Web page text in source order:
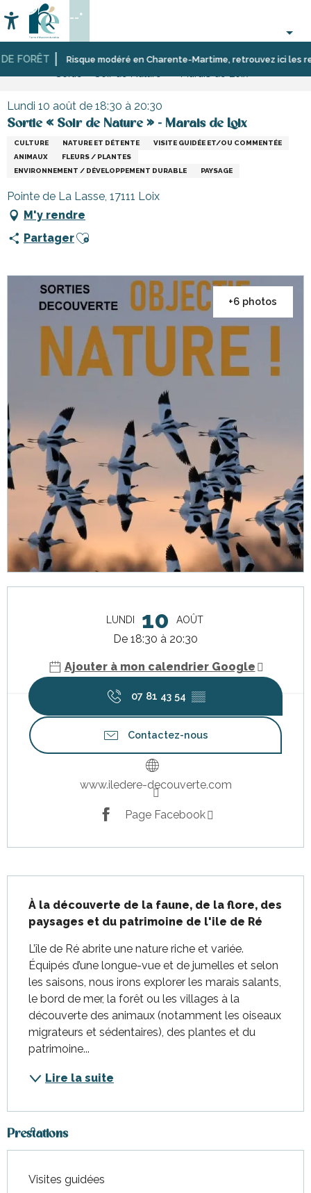
au
contenu
principal
FORÊT Risque modéré en Charente-Martime, retrouvez ici les
Accessibilité
Recherche
--°
Accueil
Activités,
et
découverte
Les
Lundi 10 août de 18:30 à 20:30
Sortie « Soir de Nature » - Marais de Loix
CULTURE NATURE ET DÉTENTE
VISITE GUIDÉE ET/OU COMMENTÉE
ANIMAUX
FLEURS / PLANTES
ENVIRONNEMENT / DÉVELOPPEMENT DURABLE
PAYSAGE
Pointe de La Lasse, 17111 Loix
M'y rendre
PartagerAjouter aux favoris
+6 photos
LUNDI 10 AOÛT
De 18:30 à 20:30
Ajouter à mon calendrier Google
07 81 43 54 ▒▒
Contactez-nous
www.iledere-decouverte.com
Page Facebook
À la découverte de la faune, de la flore, des
paysages et du patrimoine de l'ile de Ré
L’île de Ré abrite une nature riche et variée.
Équipés d’une longue-vue et de jumelles et selon
les saisons, nous irons explorer les marais salants,
le bord de mer, la forêt ou les villages à la
découverte des animaux (notamment les oiseaux
migrateurs et sédentaires), des plantes et du
patrimoine...
Lire la suite
Prestations
Visites guidées